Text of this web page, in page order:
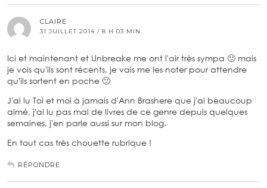
CLAIRE
31 JUILLET 2014 / 8 H 03 MIN
Ici et maintenant et Unbreake me ont l'air très sympa 🙂 mais
je vois qu'ils sont récents, je vais me les noter pour attendre
qu'ils sortent en poche 🙂
J'ai lu Toi et moi à jamais d'Ann Brashere que j'ai beaucoup
aimé, j'ai lu pas mal de livres de ce genre depuis quelques
semaines, j'en parle aussi sur mon blog.
En tout cas très chouette rubrique !
RÉPONDRE